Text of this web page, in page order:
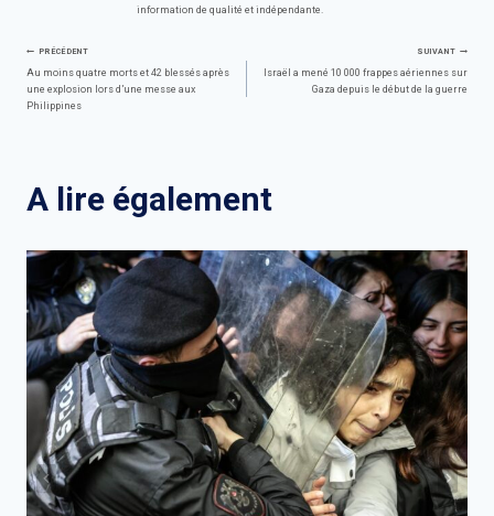
information de qualité et indépendante.
Navigation
de
PRÉCÉDENT
Au moins quatre morts et 42 blessés après
une explosion lors d’une messe aux
Philippines
SUIVANT
Israël a mené 10 000 frappes aériennes sur
Gaza depuis le début de la guerre
A lire également